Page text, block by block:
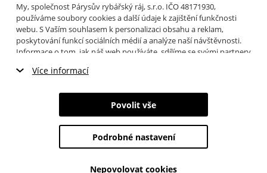
My, společnost Párysův rybářský ráj, s.r.o. IČO 48171930,
používáme soubory cookies a další údaje k zajištění funkčnosti
webu. S Vaším souhlasem k personalizaci obsahu a reklam,
poskytování funkcí sociálních médií a analýze naší návštěvnosti.
Informace o tom, jak náš web používáte, sdílíme se svými partnery
můžete přečíst, jak tyto informace Google používá. Partneři tyto
poskytli nebo které získali v důsledku toho, že používáte jejich
služby. Tyto údaje zahrnují cookies, data z dalších úložišť, IP
adresu a další informace spojené s prohlížením webu. Svůj souhlas
Více informací
Nezbytné cookies
Marketingové cookies
Analytické cookies
Povolit vše
Podrobné nastavení
Nepovolovat cookies